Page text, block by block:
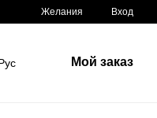
Желания Вход
Мой заказ